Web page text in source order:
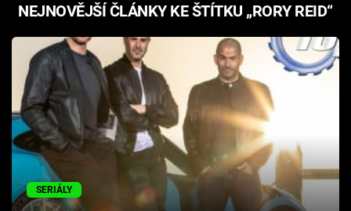
Témata
Přihlášení
Sledujte nás
NEJNOVĚJŠÍ ČLÁNKY KE ŠTÍTKU „RORY REID“
SERIÁLY